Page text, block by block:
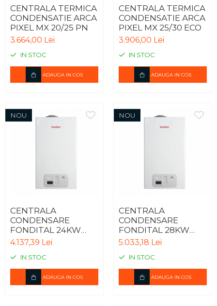
CENTRALA TERMICA
CONDENSATIE ARCA
PIXEL MX 20/25 PN
3.664,00 Lei
IN STOC
ADAUGA IN COS
CENTRALA TERMICA
CONDENSATIE ARCA
PIXEL MX 25/30 ECO
3.906,00 Lei
IN STOC
ADAUGA IN COS
NOU
CENTRALA
CONDENSARE
FONDITAL 24KW
ANTEA KC + KIT
EVACUARE
4.137,39 Lei
IN STOC
ADAUGA IN COS
NOU
CENTRALA
CONDENSARE
FONDITAL 28KW
ANTEA KC + KIT
EVACUARE
5.033,18 Lei
IN STOC
ADAUGA IN COS